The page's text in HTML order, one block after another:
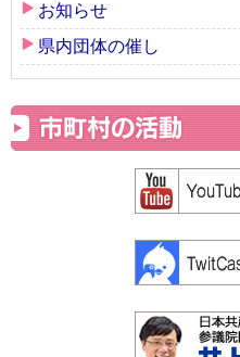
お知らせ
県内団体の催し